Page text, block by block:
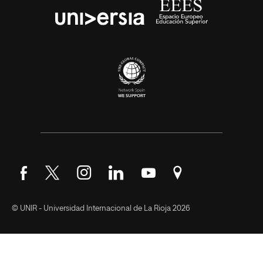
Síguenos en Facebook
Síguenos en Twitter
Síguenos en Instagram
Síguenos en LinkedIn
Síguenos en YouTube
Encuéntranos en
© UNIR - Universidad Internacional de La Rioja 2026